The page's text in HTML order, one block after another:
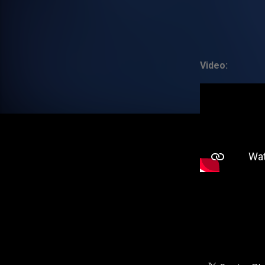
Video: